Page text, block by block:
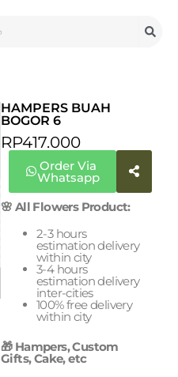
HAMPERS BUAH
BOGOR 6
RP417.000
Order Via
Whatsapp
🌸 All Flowers Product:
2-3 hours
estimation delivery
within city
3-4 hours
estimation delivery
inter-cities
100% free delivery
within city
🎁 Hampers, Custom
Gifts, Cake, etc